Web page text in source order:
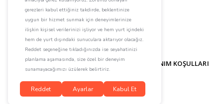
ODAMAX HAKKINDA İLETIŞIM
KULLANIM KOŞULLARI